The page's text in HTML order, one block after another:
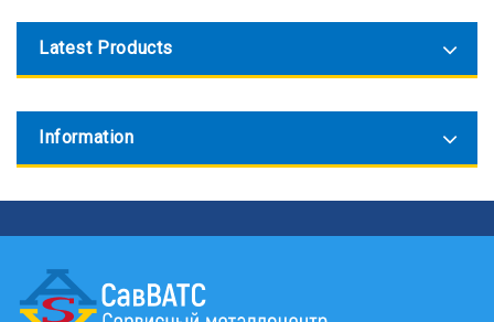
Latest Products
Information